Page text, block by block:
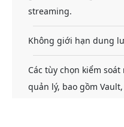
streaming.
Không giới hạn dung
Các tùy chọn kiểm
quản lý, bao gồm Vault,